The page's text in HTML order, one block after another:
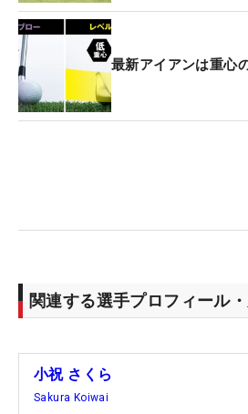
最新アイアンは重心
関連する選手プロフィール
小祝 さくら
Sakura Koiwai